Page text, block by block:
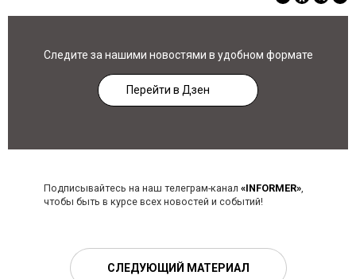
Следите за нашими новостями в удобном формате
Перейти в Дзен
Подписывайтесь на наш телеграм-канал «INFORMER»,
чтобы быть в курсе всех новостей и событий!
СЛЕДУЮЩИЙ МАТЕРИАЛ